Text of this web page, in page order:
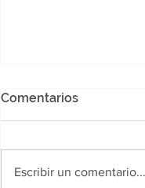
Comentarios
Escribir un comentario...